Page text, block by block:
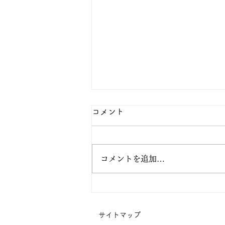
う
コメント
コメントを追加…
サイトマップ